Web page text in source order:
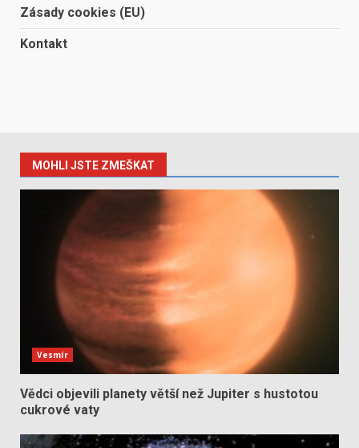
Zásady cookies (EU)
Kontakt
MOHLI JSTE ZMEŠKAT
Vesmír
Vědci objevili planety větší než Jupiter s hustotou
cukrové vaty